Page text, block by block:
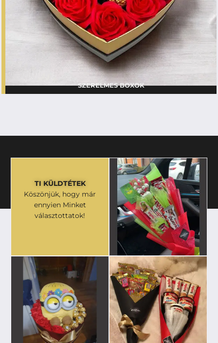
SZERELMES BOXOK
TI KÜLDTÉTEK
Köszönjük, hogy már
ennyien Minket
választottatok!